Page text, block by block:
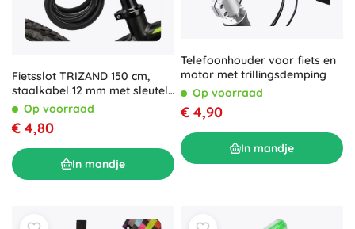
Fietsslot TRIZAND 150 cm,
staalkabel 12 mm met sleutel
en houder
Op voorraad
€ 4,80
In mandje
Telefoonhouder voor fiets en
motor met trillingsdemping
Op voorraad
€ 4,90
In mandje